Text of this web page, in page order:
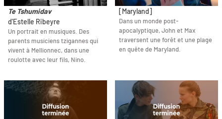
Te Tshumidav
d'Estelle Ribeyre
Un portrait en musiques. Des
parents musiciens tzigannes qui
vivent à Mellionnec, dans une
roulotte avec leur fils, Nino.
[Maryland]
Dans un monde post-
apocalyptique, John et Max
traversent une forêt et une plage
en quête de Maryland.